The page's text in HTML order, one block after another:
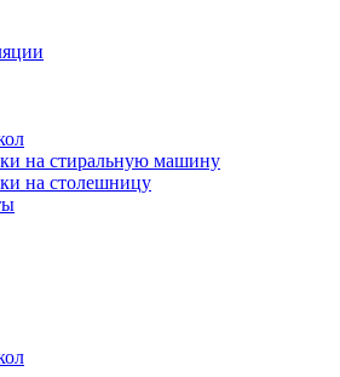
на стиральную машину
на столешницу